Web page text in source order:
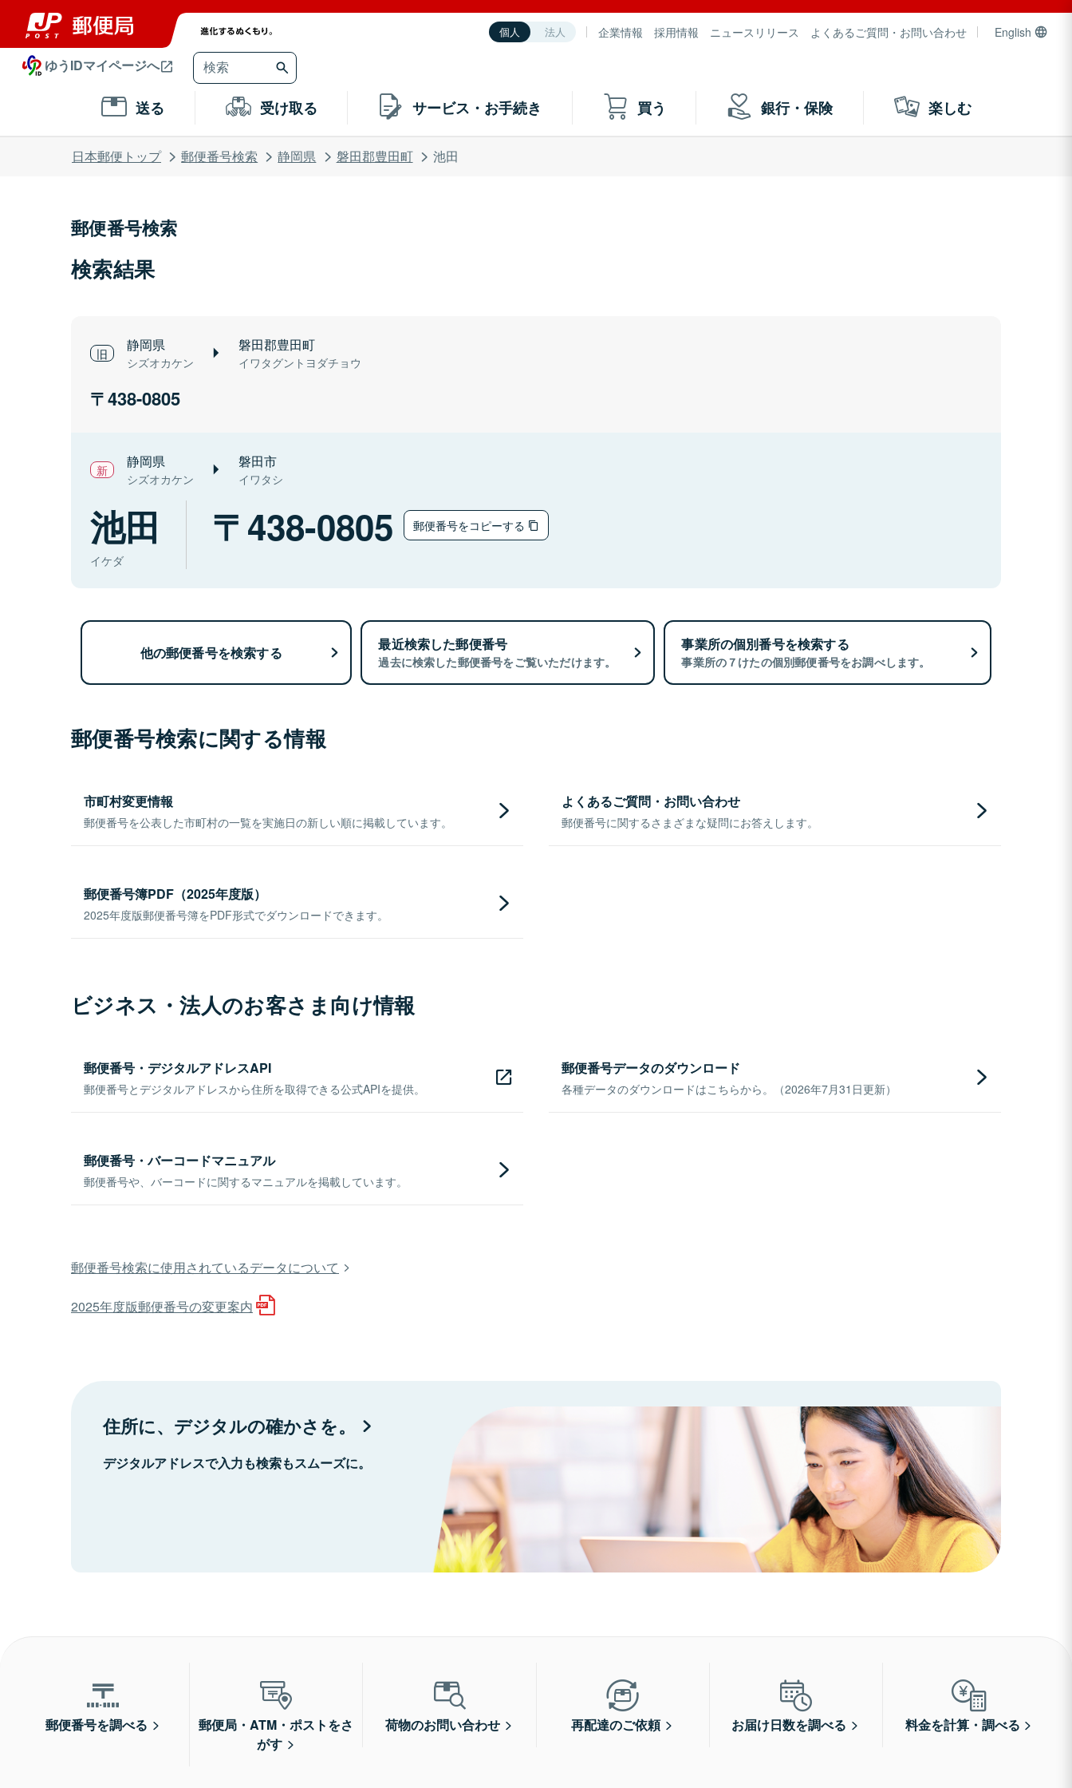
個人 法人 企業情報 採用情報 ニュースリリース よくあるご質問・お問い合わせ English
ゆうIDマイページへ
送る 受け取る サービス・お手続き 買う 銀行・保険 楽しむ
日本郵便トップ 郵便番号検索 静岡県 磐田郡豊田町 池田
郵便番号検索
検索結果
静岡県
シズオカケン
磐田郡豊田町
イワタグントヨダチョウ
438-0805
静岡県
シズオカケン
磐田市
イワタシ
池田
イケダ
438-0805 郵便番号をコピーする
他の郵便番号を検索する 最近検索した郵便番号
過去に検索した郵便番号をご覧いただけます。
事業所の個別番号を検索する
事業所の７けたの個別郵便番号をお調べします。
郵便番号検索に関する情報
市町村変更情報
郵便番号を公表した市町村の一覧を実施日の新しい順に掲載しています。
よくあるご質問・お問い合わせ
郵便番号に関するさまざまな疑問にお答えします。
郵便番号簿PDF（2025年度版）
2025年度版郵便番号簿をPDF形式でダウンロードできます。
ビジネス・法人のお客さま向け情報
郵便番号・デジタルアドレスAPI
郵便番号とデジタルアドレスから住所を取得できる公式APIを提供。
郵便番号データのダウンロード
各種データのダウンロードはこちらから。（2026年7月31日更新）
郵便番号・バーコードマニュアル
郵便番号や、バーコードに関するマニュアルを掲載しています。
郵便番号検索に使用されているデータについて
2025年度版郵便番号の変更案内
住所に、デジタルの確かさを。
デジタルアドレスで入力も検索もスムーズに。
郵便番号を調べる
郵便局・ATM・ポストをさ
がす
荷物のお問い合わせ 再配達のご依頼 お届け日数を調べる 料金を計算・調べる